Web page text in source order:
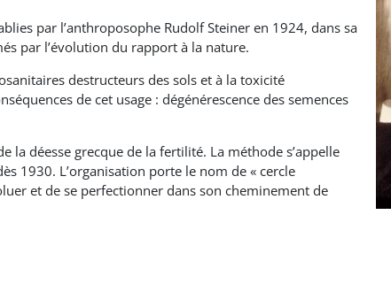
par l’anthroposophe Rudolf Steiner en 1924, dans sa
par l’évolution du rapport à la nature.
destructeurs des sols et à la toxicité
de cet usage : dégénérescence des semences
la déesse grecque de la fertilité. La méthode s’appelle
1930. L’organisation porte le nom de « cercle
et de se perfectionner dans son cheminement de